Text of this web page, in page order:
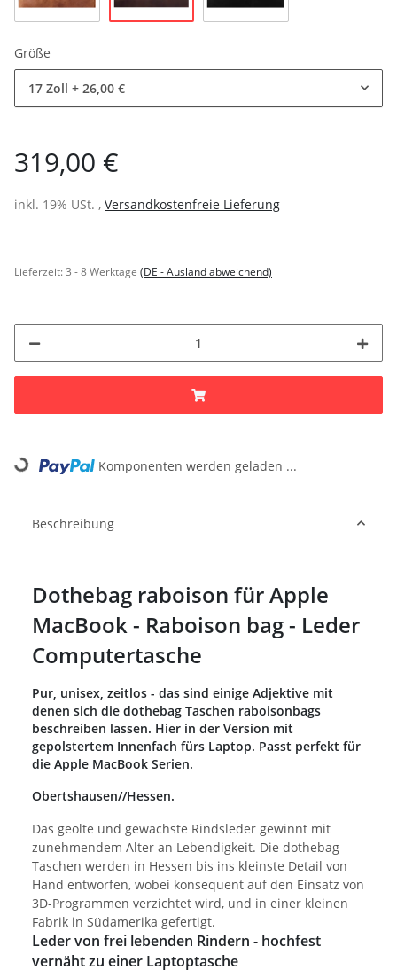
Größe
17 Zoll + 26,00 €
319,00 €
inkl. 19% USt. , Versandkostenfreie Lieferung
Lieferzeit:3 - 8 Werktage (DE - Ausland abweichend)
Loading... Komponenten werden geladen ...
Beschreibung
Dothebag raboison für Apple
MacBook - Raboison bag - Leder
Computertasche
Pur, unisex, zeitlos - das sind einige Adjektive mit
denen sich die dothebag Taschen raboisonbags
beschreiben lassen. Hier in der Version mit
gepolstertem Innenfach fürs Laptop. Passt perfekt für
die Apple MacBook Serien.
Obertshausen//Hessen.
Das geölte und gewachste Rindsleder gewinnt mit
zunehmendem Alter an Lebendigkeit. Die dothebag
Taschen werden in Hessen bis ins kleinste Detail von
Hand entworfen, wobei konsequent auf den Einsatz von
3D-Programmen verzichtet wird, und in einer kleinen
Fabrik in Südamerika gefertigt.
Leder von frei lebenden Rindern - hochfest
vernäht zu einer Laptoptasche